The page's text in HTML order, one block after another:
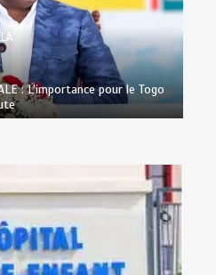
: L’importance pour le Togo